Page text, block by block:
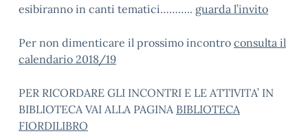
esibiranno in canti tematici……….. guarda l’invito
Per non dimenticare il prossimo incontro consulta il
calendario 2018/19
PER RICORDARE GLI INCONTRI E LE ATTIVITA’ IN
BIBLIOTECA VAI ALLA PAGINA BIBLIOTECA
FIORDILIBRO